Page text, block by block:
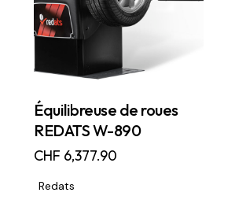
Équilibreuse de roues
REDATS W-890
CHF 6,377.90
Redats